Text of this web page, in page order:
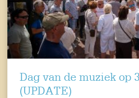
Dag van de muziek op
(UPDATE)